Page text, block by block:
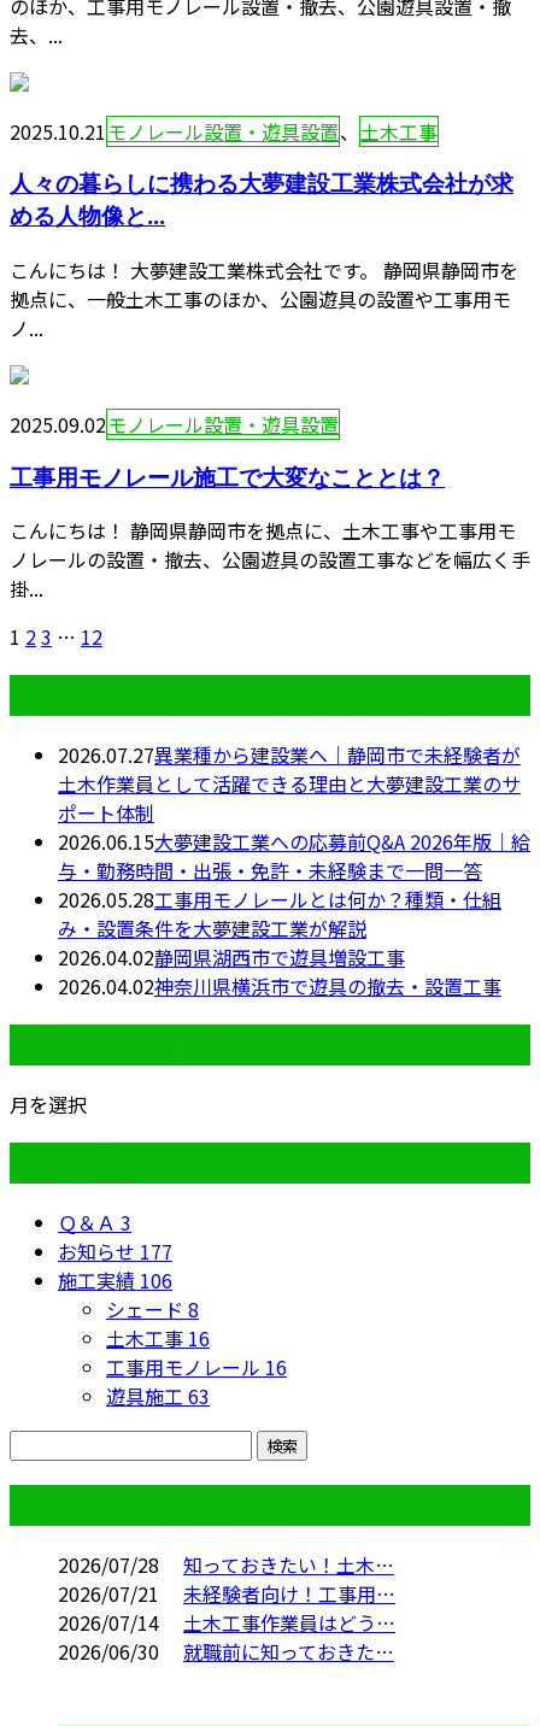
去、...
2025.10.21 モノレール設置・遊具設置、 土木工事
人々の暮らしに携わる大夢建設工業株式会社が求
める人物像と...
こんにちは！ 大夢建設工業株式会社です。 静岡県静岡市を
拠点に、一般土木工事のほか、公園遊具の設置や工事用モ
ノ...
2025.09.02モノレール設置・遊具設置
工事用モノレール施工で大変なこととは？
こんにちは！ 静岡県静岡市を拠点に、土木工事や工事用モ
ノレールの設置・撤去、公園遊具の設置工事などを幅広く手
掛...
1 23 … 12
2026.07.27異業種から建設業へ｜静岡市で未経験者が
土木作業員として活躍できる理由と大夢建設工業のサ
ポート体制
2026.06.15大夢建設工業への応募前Q&A 2026年版｜給
与・勤務時間・出張・免許・未経験まで一問一答
2026.05.28工事用モノレールとは何か？種類・仕組
み・設置条件を大夢建設工業が解説
2026.04.02静岡県湖西市で遊具増設工事
2026.04.02神奈川県横浜市で遊具の撤去・設置工事
月を選択
Ｑ＆Ａ 3
お知らせ 177
施工実績 106
シェード 8
土木工事 16
工事用モノレール 16
遊具施工 63
2026/07/28
知っておきたい！土木…
2026/07/21
未経験者向け！工事用…
2026/07/14
土木工事作業員はどう…
2026/06/30
就職前に知っておきた…